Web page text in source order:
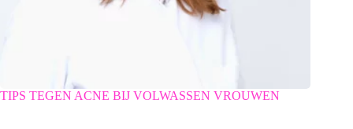
TIPS TEGEN ACNE BIJ VOLWASSEN VROUWEN